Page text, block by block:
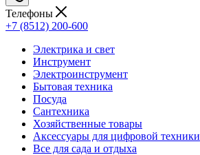
Телефоны
+7 (8512) 200-600
Электрика и свет
Инструмент
Электроинструмент
Бытовая техника
Посуда
Сантехника
Хозяйственные товары
Аксессуары для цифровой техники
Все для сада и отдыха